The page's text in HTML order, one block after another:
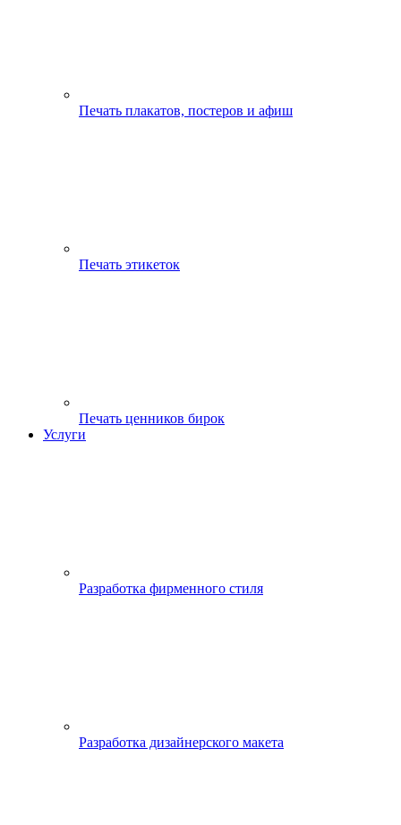
Печать плакатов, постеров и афиш
Печать этикеток
Печать ценников бирок
Услуги
Разработка фирменного стиля
Разработка дизайнерского макета